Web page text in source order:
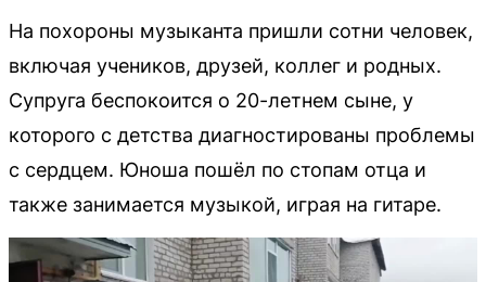
На похороны музыканта пришли сотни человек,
включая учеников, друзей, коллег и родных.
Супруга беспокоится о 20-летнем сыне, у
которого с детства диагностированы проблемы
с сердцем. Юноша пошёл по стопам отца и
также занимается музыкой, играя на гитаре.